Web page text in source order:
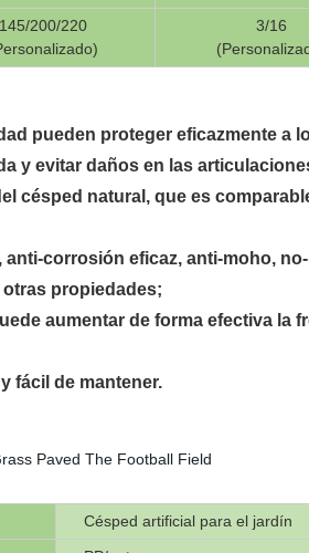
145/200/220
3/16
pueden proteger eficazmente a
y evitar daños en las
césped natural, que es
corrosión eficaz, anti-moho, no-
propiedades;
aumentar de forma efectiva la
fácil de mantener.
Césped artificial para el jardín